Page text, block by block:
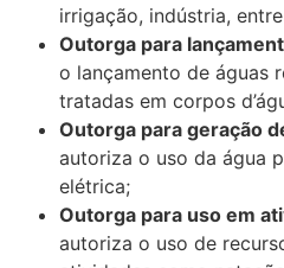
irrigação, indústria,
Outorga para
o lançamento de águas
tratadas em corpos
Outorga para geração
autoriza o uso da água
elétrica;
Outorga para uso em
autoriza o uso de